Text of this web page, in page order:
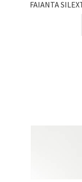
FAIANTA